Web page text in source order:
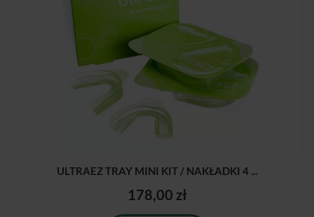
ULTRAEZ TRAY MINI KIT / NAKŁADKI 4 ...
178,00 zł